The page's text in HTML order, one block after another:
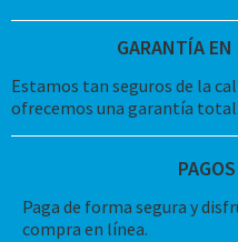
GARANTÍA
Estamos tan seguros de la
ofrecemos una garantía total.
Paga de forma segura y
compra en línea.